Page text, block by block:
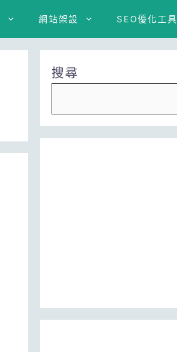
網站架設 SEO優化工具
搜尋